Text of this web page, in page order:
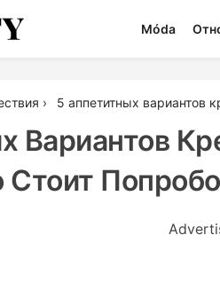
Móda
› 5 аппетитных вариантов
Вариантов
Стоит